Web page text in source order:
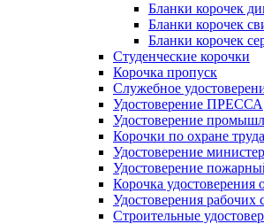
Бланки корочек
Бланки корочек
Бланки корочек
Студенческие корочки
Корочка пропуск
Служебное
Удостоверение ПРЕССА
Удостоверение
Корочки по охране труда
Удостоверение
Удостоверение
Корочка удостоверения
Удостоверения рабочих
Строительные